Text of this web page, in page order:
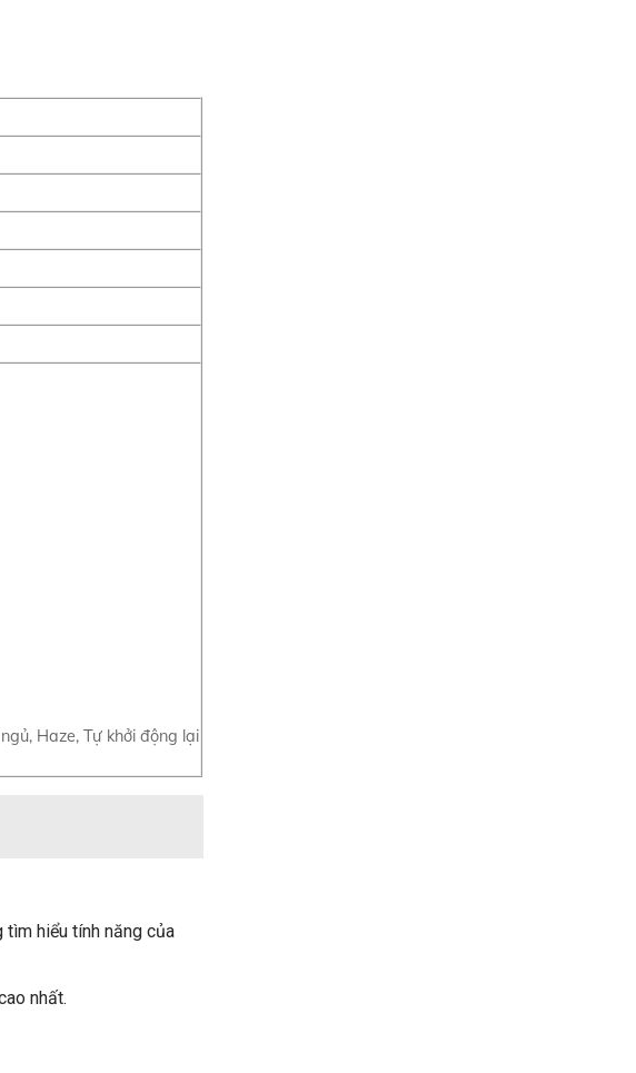
Haze, Tự khởi động lại
hiểu tính năng của
nhất.